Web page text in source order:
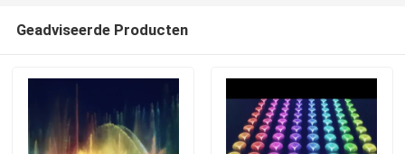
Geadviseerde Producten